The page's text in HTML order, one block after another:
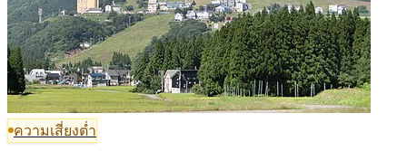
ความเสี่ยงต่ำ